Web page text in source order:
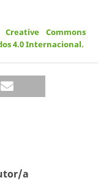
Commons
4.0 Internacional.
a